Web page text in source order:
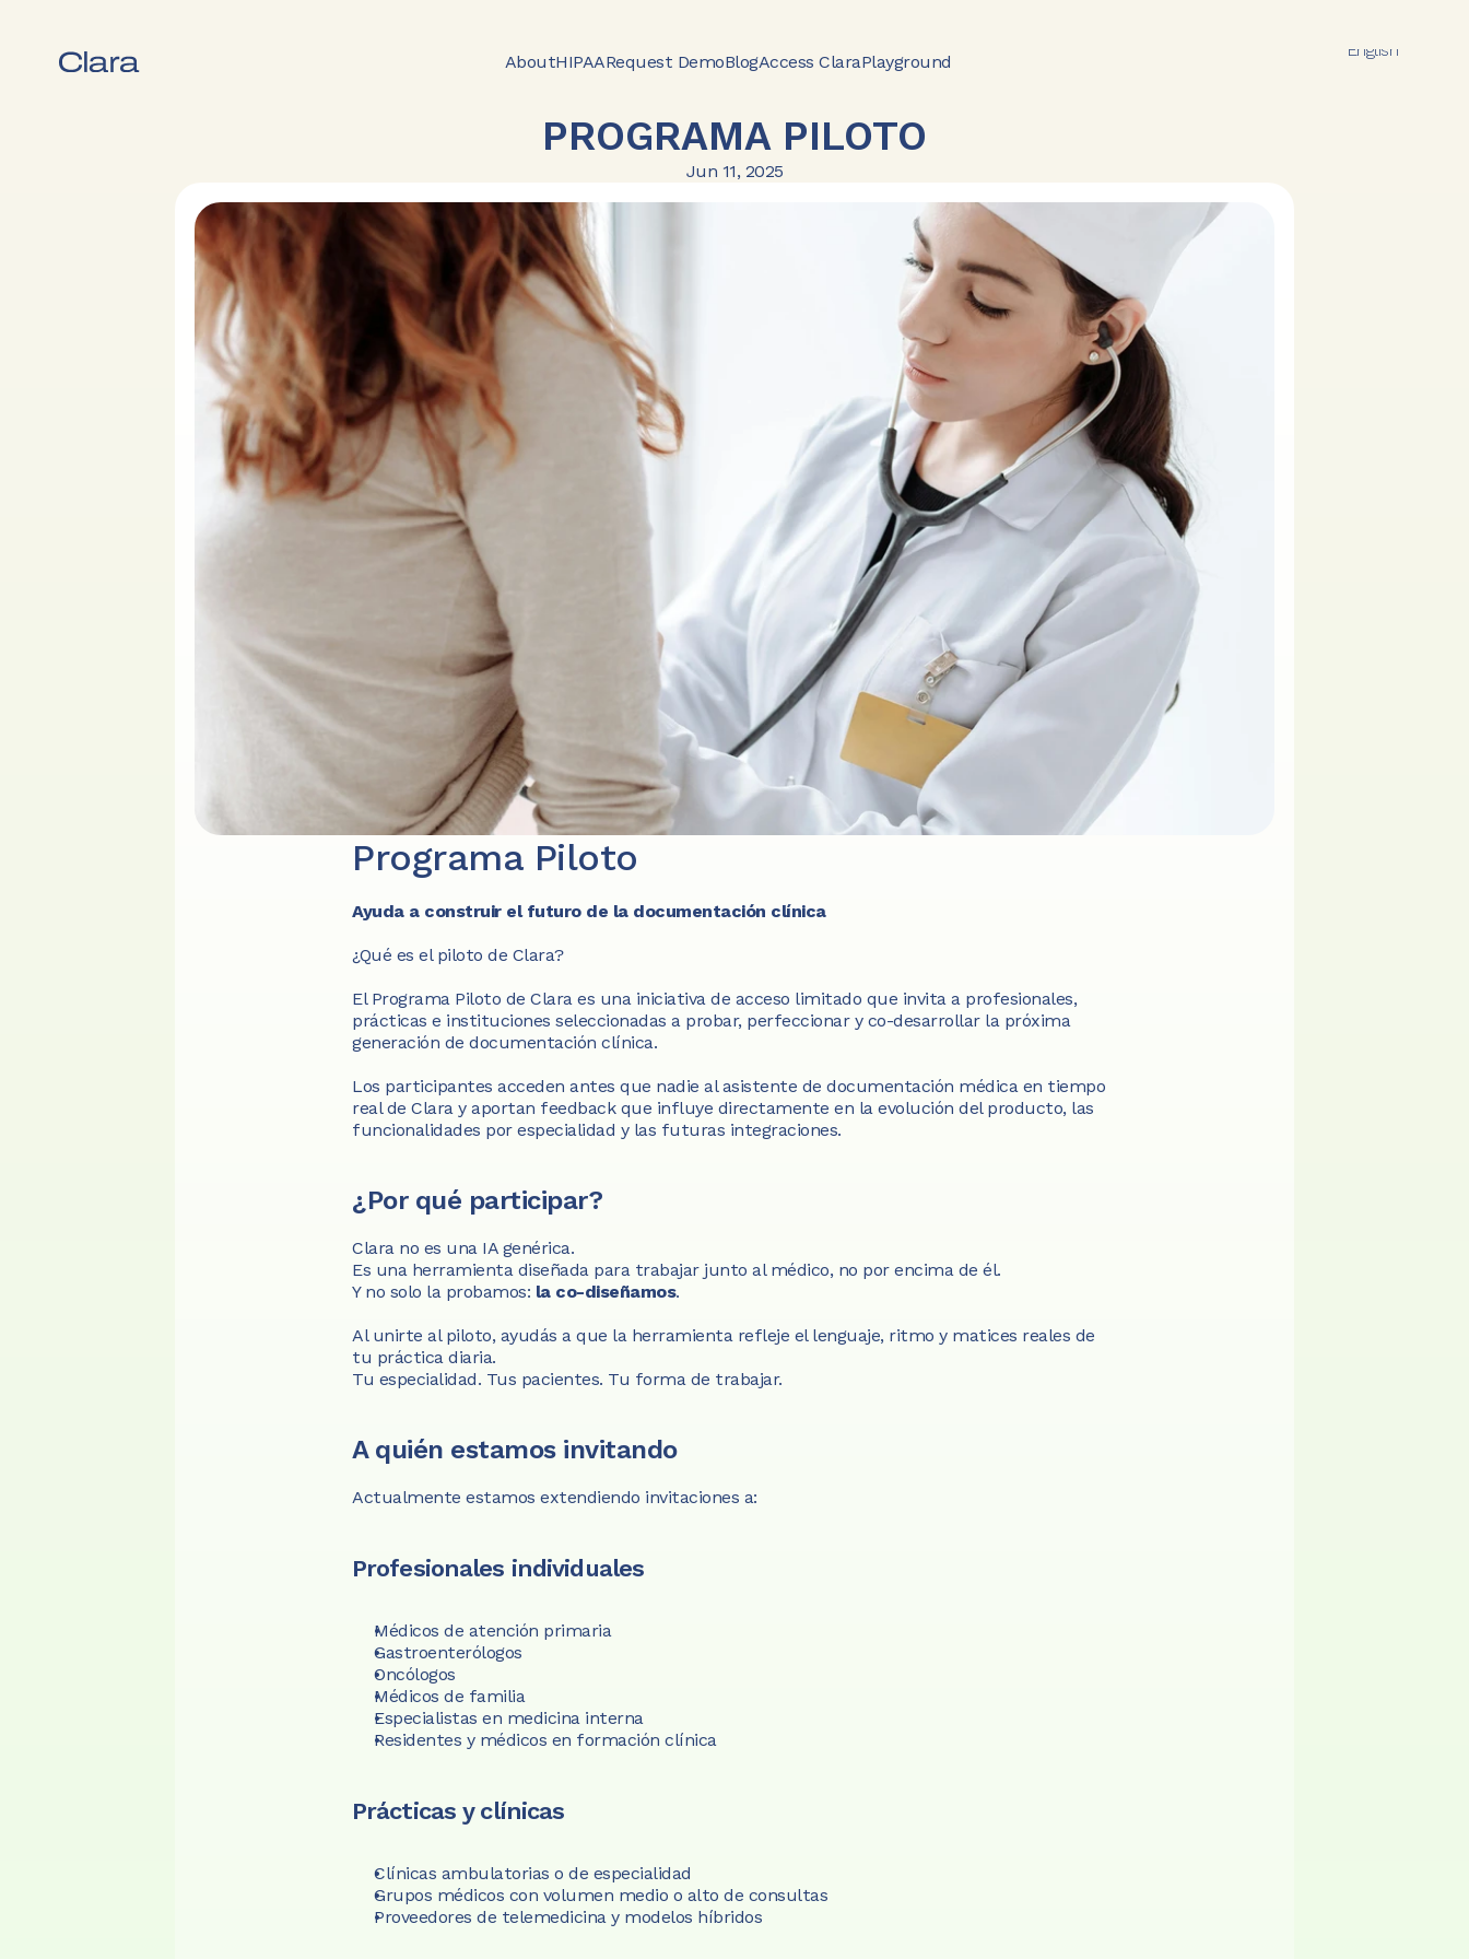
AboutHIPAARequest DemoBlogAccess ClaraPlayground
English
PROGRAMA PILOTO
Jun 11, 2025
Programa Piloto
Ayuda a construir el futuro de la documentación clínica
¿Qué es el piloto de Clara?
El Programa Piloto de Clara es una iniciativa de acceso limitado que invita a profesionales,
prácticas e instituciones seleccionadas a probar, perfeccionar y co-desarrollar la próxima
generación de documentación clínica.
Los participantes acceden antes que nadie al asistente de documentación médica en tiempo
real de Clara y aportan feedback que influye directamente en la evolución del producto, las
funcionalidades por especialidad y las futuras integraciones.
¿Por qué participar?
Clara no es una IA genérica.
Es una herramienta diseñada para trabajar junto al médico, no por encima de él.
Y no solo la probamos: la co-diseñamos.
Al unirte al piloto, ayudás a que la herramienta refleje el lenguaje, ritmo y matices reales de
tu práctica diaria.
Tu especialidad. Tus pacientes. Tu forma de trabajar.
A quién estamos invitando
Actualmente estamos extendiendo invitaciones a:
Profesionales individuales
Médicos de atención primaria
Gastroenterólogos
Oncólogos
Médicos de familia
Especialistas en medicina interna
Residentes y médicos en formación clínica
Prácticas y clínicas
Clínicas ambulatorias o de especialidad
Grupos médicos con volumen medio o alto de consultas
Proveedores de telemedicina y modelos híbridos